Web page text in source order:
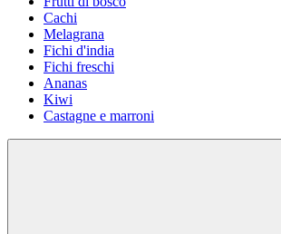
Cachi
Melagrana
Fichi d'india
Fichi freschi
Ananas
Kiwi
Castagne e marroni